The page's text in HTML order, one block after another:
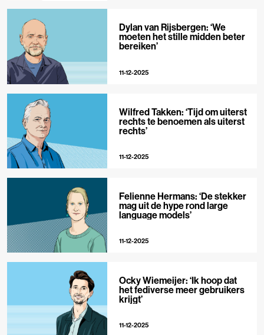
Dylan van Rijsbergen: ‘We
moeten het stille midden beter
bereiken’
11-12-2025
Wilfred Takken: ‘Tijd om uiterst
rechts te benoemen als uiterst
rechts’
11-12-2025
Felienne Hermans: ‘De stekker
mag uit de hype rond large
language models’
11-12-2025
Ocky Wiemeijer: ‘Ik hoop dat
het fediverse meer gebruikers
krijgt’
11-12-2025